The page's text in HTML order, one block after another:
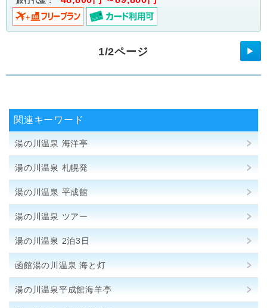
1/2ページ ▶
関連キーワード
湯の川温泉 海洋亭
湯の川温泉 札幌発
湯の川温泉 平成館
湯の川温泉 ツアー
湯の川温泉 2泊3日
函館湯の川温泉 海と灯
湯の川温泉平成館海羊亭